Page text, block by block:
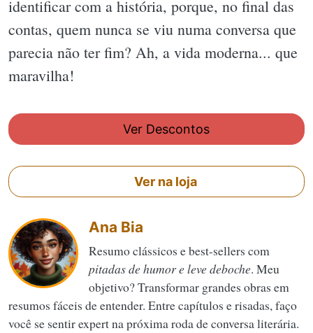
identificar com a história, porque, no final das
contas, quem nunca se viu numa conversa que
parecia não ter fim? Ah, a vida moderna... que
maravilha!
Ver Descontos
Ver na loja
Ana Bia
Resumo clássicos e best-sellers com
pitadas de humor e leve deboche. Meu
objetivo? Transformar grandes obras em
resumos fáceis de entender. Entre capítulos e risadas, faço
você se sentir expert na próxima roda de conversa literária.